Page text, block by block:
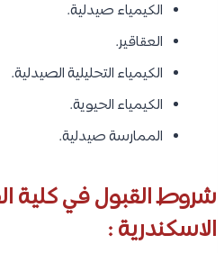
الكيمياء صيدلية.
العقاقير.
الكيمياء التحليلية الصيدلية.
الكيمياء الحيوية.
الممارسة صيدلية.
شروط القبول في كلية
الاسكندرية :